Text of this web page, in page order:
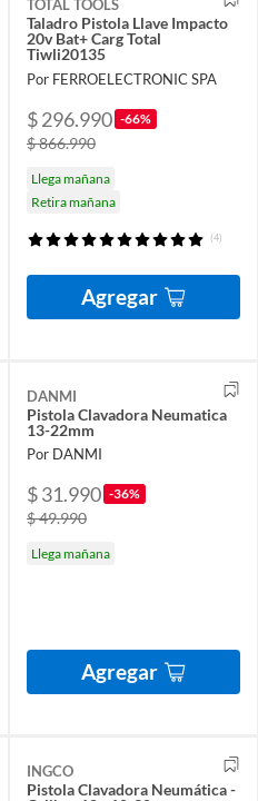
TOTAL TOOLS
Taladro Pistola Llave Impacto
20v Bat+ Carg Total
Tiwli20135
Por FERROELECTRONIC SPA
$ 296.990 -66%
$ 866.990
Llega mañana
Retira mañana
(4)
Agregar
DANMI
Pistola Clavadora Neumatica
13-22mm
Por DANMI
$ 31.990 -36%
$ 49.990
Llega mañana
Agregar
INGCO
Pistola Clavadora Neumática -